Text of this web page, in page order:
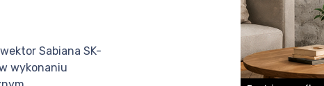
Sabiana SK-
wykonaniu